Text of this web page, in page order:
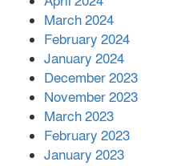
March 2024
February 2024
January 2024
December 2023
November 2023
March 2023
February 2023
January 2023